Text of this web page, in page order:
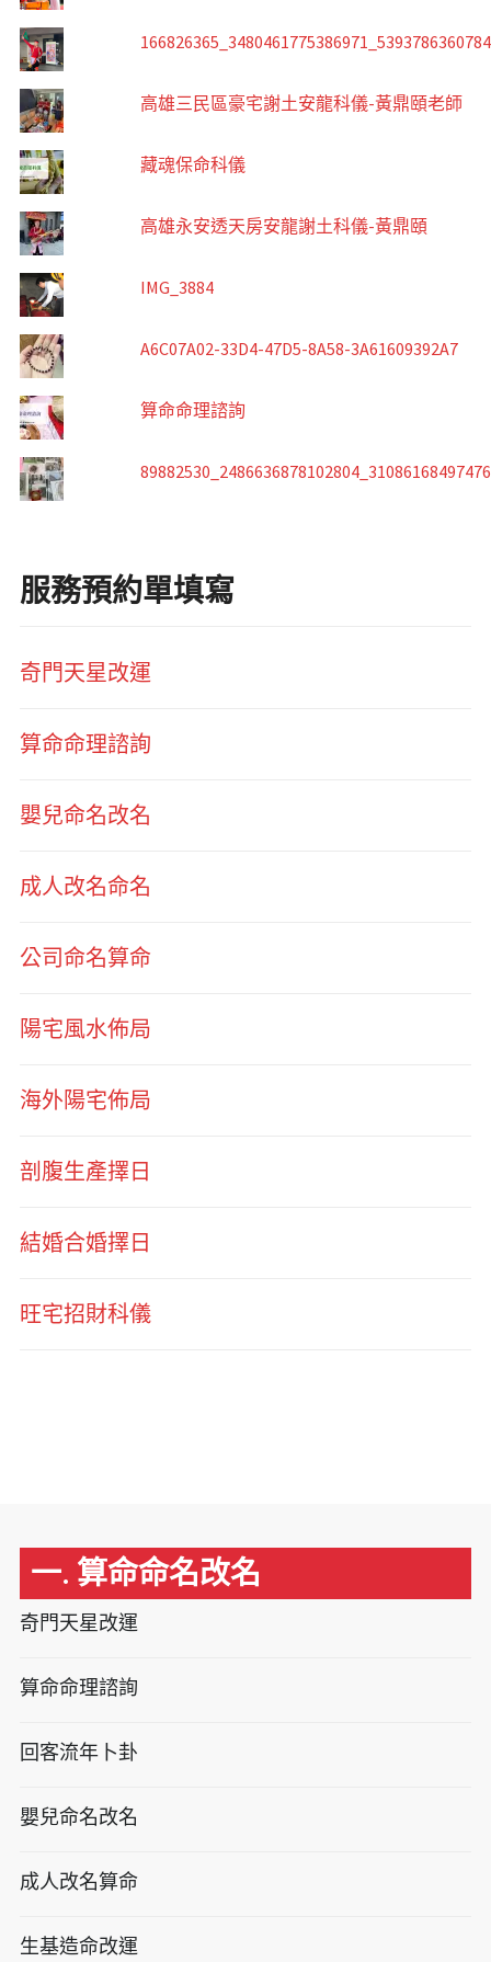
高雄三民區豪宅謝土安龍科儀-黃鼎頤老師
藏魂保命科儀
高雄永安透天房安龍謝土科儀-黃鼎頤
IMG_3884
A6C07A02-33D4-47D5-8A58-3A61609392A7
算命命理諮詢
服務預約單填寫
奇門天星改運
算命命理諮詢
嬰兒命名改名
成人改名命名
公司命名算命
陽宅風水佈局
海外陽宅佈局
剖腹生產擇日
結婚合婚擇日
旺宅招財科儀
一. 算命命名改名
奇門天星改運
算命命理諮詢
回客流年卜卦
嬰兒命名改名
成人改名算命
生基造命改運